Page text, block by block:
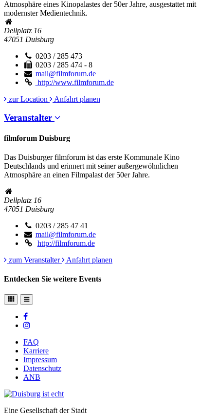
Atmosphäre eines Kinopalastes der 50er Jahre, ausgestattet mit
modernster Medientechnik.
Dellplatz 16
47051 Duisburg
0203 / 285 473
0203 / 285 474 - 8
mail@filmforum.de
http://www.filmforum.de
zur Location
Anfahrt planen
Veranstalter
filmforum Duisburg
Das Duisburger filmforum ist das erste Kommunale Kino
Deutschlands und erinnert mit seiner außergewöhnlichen
Atmosphäre an einen Filmpalast der 50er Jahre.
Dellplatz 16
47051 Duisburg
0203 / 285 47 41
mail@filmforum.de
http://filmforum.de
zum Veranstalter
Anfahrt planen
Entdecken Sie weitere Events
FAQ
Karriere
Impressum
Datenschutz
ANB
Eine Gesellschaft der Stadt